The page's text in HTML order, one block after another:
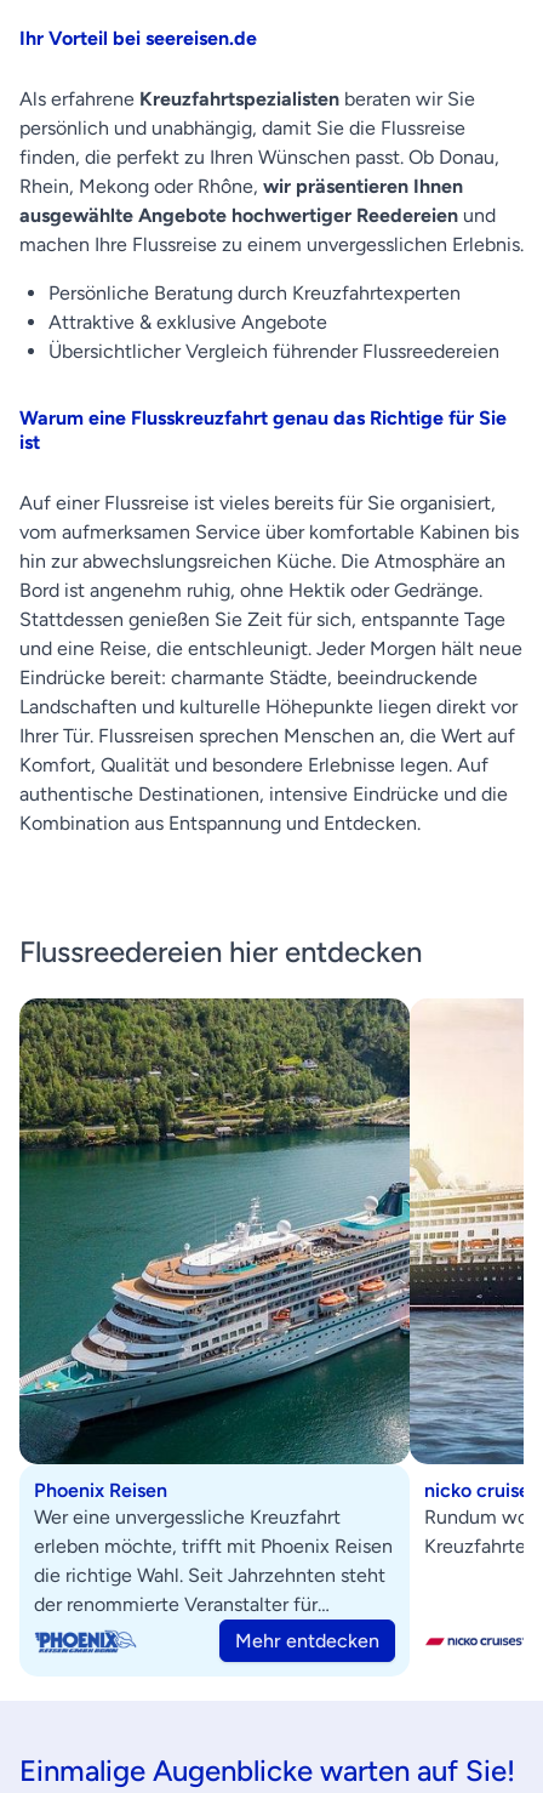
Ihr Vorteil bei seereisen.de
Als erfahrene Kreuzfahrtspezialisten beraten wir Sie
persönlich und unabhängig, damit Sie die Flussreise
finden, die perfekt zu Ihren Wünschen passt. Ob Donau,
Rhein, Mekong oder Rhône, wir präsentieren Ihnen
ausgewählte Angebote hochwertiger Reedereien und
machen Ihre Flussreise zu einem unvergesslichen Erlebnis.
Persönliche Beratung durch Kreuzfahrtexperten
Attraktive & exklusive Angebote
Übersichtlicher Vergleich führender Flussreedereien
Warum eine Flusskreuzfahrt genau das Richtige für Sie
ist
Auf einer Flussreise ist vieles bereits für Sie organisiert,
vom aufmerksamen Service über komfortable Kabinen bis
hin zur abwechslungsreichen Küche. Die Atmosphäre an
Bord ist angenehm ruhig, ohne Hektik oder Gedränge.
Stattdessen genießen Sie Zeit für sich, entspannte Tage
und eine Reise, die entschleunigt. Jeder Morgen hält neue
Eindrücke bereit: charmante Städte, beeindruckende
Landschaften und kulturelle Höhepunkte liegen direkt vor
Ihrer Tür. Flussreisen sprechen Menschen an, die Wert auf
Komfort, Qualität und besondere Erlebnisse legen. Auf
authentische Destinationen, intensive Eindrücke und die
Kombination aus Entspannung und Entdecken.
Flussreedereien hier entdecken
Phoenix Reisen
Wer eine unvergessliche Kreuzfahrt
erleben möchte, trifft mit Phoenix Reisen
die richtige Wahl. Seit Jahrzehnten steht
der renommierte Veranstalter für
hochwertige Kreuzfahrten.Mehr entdecken
nicko cruises
Rundum
Kreuzfahrten
Einmalige Augenblicke warten auf Sie!